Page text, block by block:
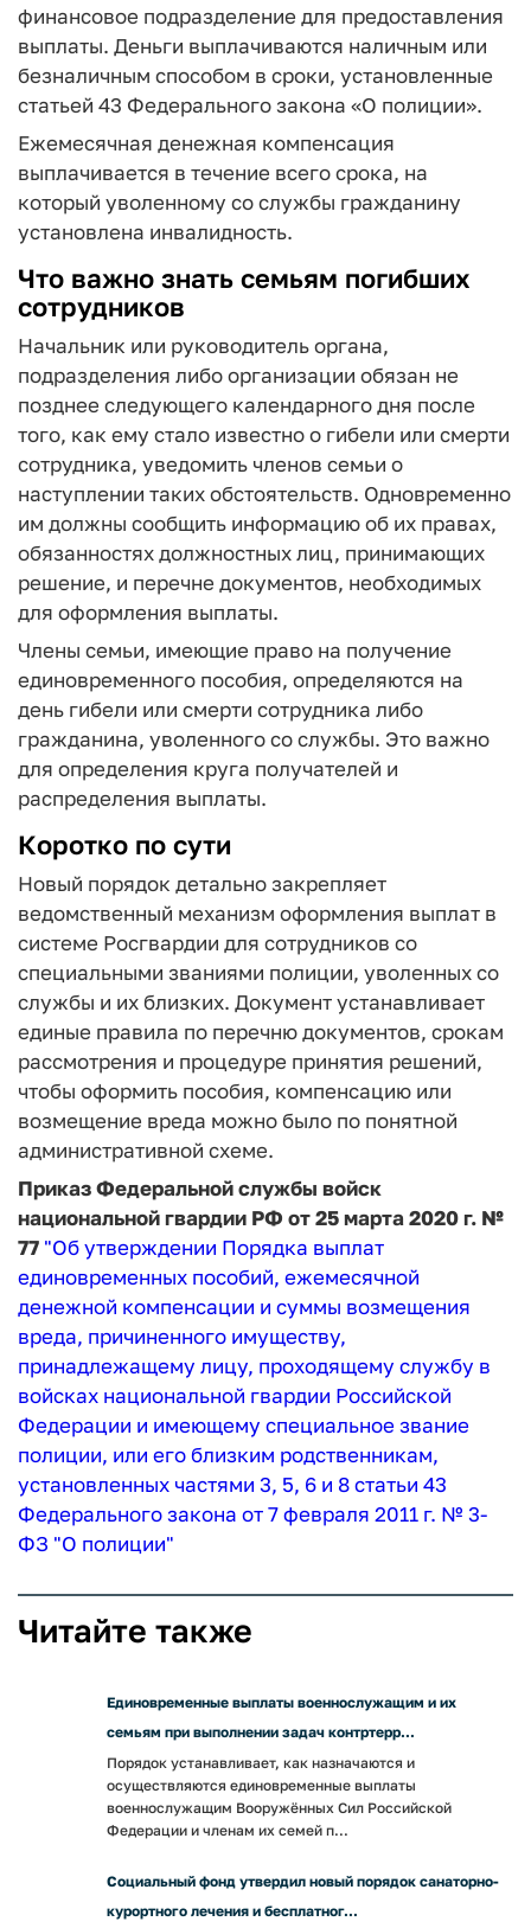
финансовое подразделение для предоставления
выплаты. Деньги выплачиваются наличным или
безналичным способом в сроки, установленные
статьей 43 Федерального закона «О полиции».
Ежемесячная денежная компенсация
выплачивается в течение всего срока, на
который уволенному со службы гражданину
установлена инвалидность.
Что важно знать семьям погибших
сотрудников
Начальник или руководитель органа,
подразделения либо организации обязан не
позднее следующего календарного дня после
того, как ему стало известно о гибели или смерти
сотрудника, уведомить членов семьи о
наступлении таких обстоятельств. Одновременно
им должны сообщить информацию об их правах,
обязанностях должностных лиц, принимающих
решение, и перечне документов, необходимых
для оформления выплаты.
Члены семьи, имеющие право на получение
единовременного пособия, определяются на
день гибели или смерти сотрудника либо
гражданина, уволенного со службы. Это важно
для определения круга получателей и
распределения выплаты.
Коротко по сути
Новый порядок детально закрепляет
ведомственный механизм оформления выплат в
системе Росгвардии для сотрудников со
специальными званиями полиции, уволенных со
службы и их близких. Документ устанавливает
единые правила по перечню документов, срокам
рассмотрения и процедуре принятия решений,
чтобы оформить пособия, компенсацию или
возмещение вреда можно было по понятной
административной схеме.
Приказ Федеральной службы войск
национальной гвардии РФ от 25 марта 2020 г. №
77 "Об утверждении Порядка выплат
единовременных пособий, ежемесячной
денежной компенсации и суммы возмещения
вреда, причиненного имуществу,
принадлежащему лицу, проходящему службу в
войсках национальной гвардии Российской
Федерации и имеющему специальное звание
полиции, или его близким родственникам,
установленных частями 3, 5, 6 и 8 статьи 43
Федерального закона от 7 февраля 2011 г. № 3-
ФЗ "О полиции"
Читайте также
Единовременные выплаты военнослужащим и их
семьям при выполнении задач контртерр...
Порядок устанавливает, как назначаются и
осуществляются единовременные выплаты
военнослужащим Вооружённых Сил Российской
Федерации и членам их семей п...
Социальный фонд утвердил новый порядок санаторно-
курортного лечения и бесплатног...